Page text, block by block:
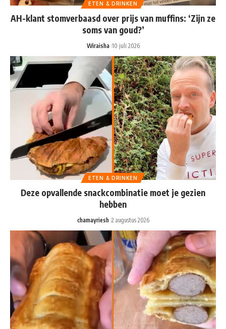
ETEN & DRINKEN
AH-klant stomverbaasd over prijs van muffins: ‘Zijn ze
soms van goud?’
Wiraisha 10 juli 2026
ETEN & DRINKEN
Deze opvallende snackcombinatie moet je gezien
hebben
chamayriesh 2 augustus 2026